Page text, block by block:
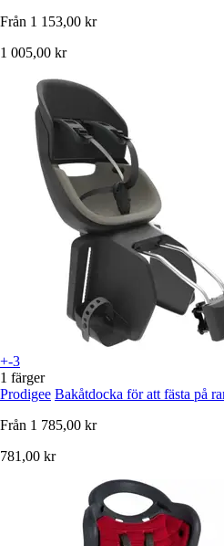
Från 1 153,00 kr
1 005,00 kr
+-3
1 färger
Prodigee Bakåtdocka för att fästa på
Från 1 785,00 kr
781,00 kr